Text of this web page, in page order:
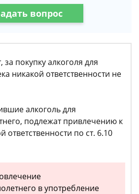
вопрос
за покупку алкоголя для
никакой ответственности не
алкоголь для
подлежат привлечению к
ответственности по ст. 6.10
в употребление